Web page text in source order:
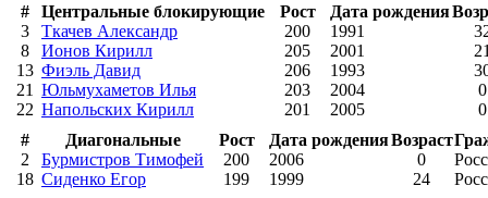
# Центральные блокирующие Рост Дата рождения
3
Ткачев Александр 200 1991
8
Ионов Кирилл 205 2001
13 Фиэль Давид 206 1993
21 Юльмухаметов Илья 203 2004
0
22 Напольских Кирилл 201 2005
0
#
Диагональные Рост Дата рожденияВозраст
2
Бурмистров Тимофей 200 2006 0
18 Сиденко Егор 199 1999 24